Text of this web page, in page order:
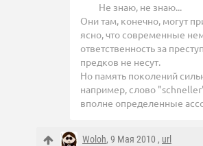
Не знаю, не знаю...
Они там, конечно, могут
ясно, что современные
ответственность за
предков не несут.
Но память поколений
например, слово
вполне определенные
Woloh, 9 Мая 2010 , url